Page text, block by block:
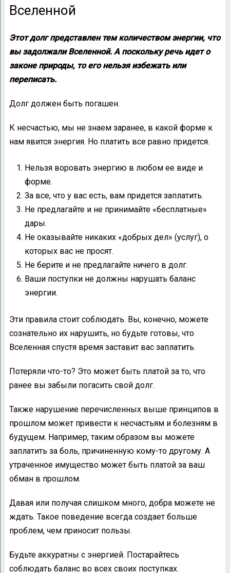
Вселенной
Этот долг представлен тем количеством энергии, что
вы задолжали Вселенной. А поскольку речь идет о
законе природы, то его нельзя избежать или
переписать.
Долг должен быть погашен.
К несчастью, мы не знаем заранее, в какой форме к
нам явится энергия. Но платить все равно придется.
Нельзя воровать энергию в любом ее виде и
форме.
За все, что у вас есть, вам придется заплатить.
Не предлагайте и не принимайте «бесплатные»
дары.
Не оказывайте никаких «добрых дел» (услуг), о
которых вас не просят.
Не берите и не предлагайте ничего в долг.
Ваши поступки не должны нарушать баланс
энергии.
Эти правила стоит соблюдать. Вы, конечно, можете
сознательно их нарушить, но будьте готовы, что
Вселенная спустя время заставит вас заплатить.
Потеряли что-то? Это может быть платой за то, что
ранее вы забыли погасить свой долг.
Также нарушение перечисленных выше принципов в
прошлом может привести к несчастьям и болезням в
будущем. Например, таким образом вы можете
заплатить за боль, причиненную кому-то другому. А
утраченное имущество может быть платой за ваш
обман в прошлом.
Давая или получая слишком много, добра можете не
ждать. Такое поведение всегда создает больше
проблем, чем приносит пользы.
Будьте аккуратны с энергией. Постарайтесь
соблюдать баланс во всех своих поступках.